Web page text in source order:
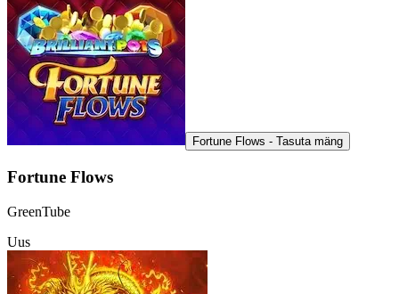
Fortune Flows - Tasuta mäng
Fortune Flows
GreenTube
Uus